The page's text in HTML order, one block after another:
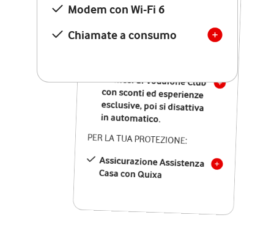
Modem con Wi-Fi 6
Chiamate a consumo
Chiamate illimitate verso
numeri fissi e mobili
nazionali
12 mesi di Vodafone Club
con sconti ed esperienze
esclusive, poi si disattiva
in automatico.
PER LA TUA PROTEZIONE:
Assicurazione Assistenza
Casa con Quixa